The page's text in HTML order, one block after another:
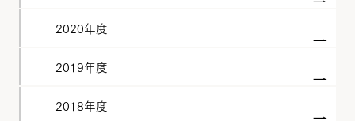
2020年度
2019年度
2018年度